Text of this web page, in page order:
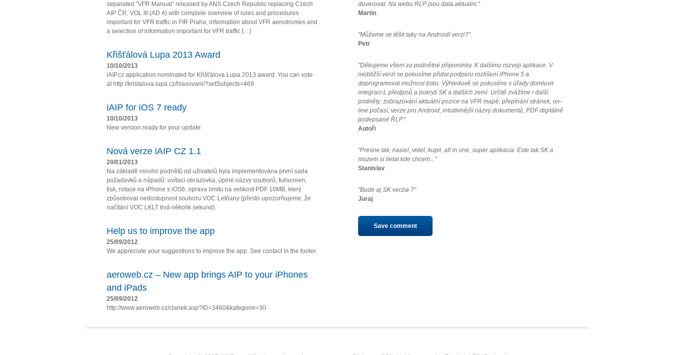
separated “VFR Manual” released by ANS Czech Republic replacing Czech
AIP ČR, VOL III (AD 4) with complete overview of rules and procedures
important for VFR traffic in FIR Praha, information about VFR aerodromes and
a selection of information important for VFR traffic […]
Křišťálová Lupa 2013 Award
10/10/2013
iAIP.cz application nominated for Křišťálova Lupa 2013 award. You can vote
at http://kristalova.lupa.cz/hlasovani/?setSubjects=469
iAIP for iOS 7 ready
10/10/2013
New version ready for your update.
Nová verze iAIP CZ 1.1
20/01/2013
Na základě mnoho podnětů od uživatelů byla implementována první sada
požadavků a nápadů: uvítací obrazovka, úplné názvy souborů, fullscreen,
tisk, rotace na iPhone s iOS6, oprava limitu na velikost PDF 10MB, který
způsoboval nedostupnost souboru VOC Letňany (přesto upozorňujeme, že
načítání VOC LKLT trvá několik sekund).
Help us to improve the app
25/09/2012
We appreciate your suggestions to improve the app. See contact in the footer.
aeroweb.cz – New app brings AIP to your iPhones
and iPads
25/09/2012
http://www.aeroweb.cz/clanek.asp?ID=3460&kategorie=30
duverovat. Na webu RLP jsou data aktualni."
Martin
"Můžeme se těšit taky na Androidí verzi?"
Petr
"Děkujeme všem za podnětné připomínky. K dalšímu rozvoji aplikace. V
nejbližší verzi se pokusíme přidat podporu rozlišení iPhone 5 a
doprogramovat možnost tisku. Výhledově se pokusíme s úřady domluvit
integraci L předpisů a pokrytí SK a dalších zemí. Určitě zvážíme i další
podněty: zobrazování aktuální pozice na VFR mapě, přepínání stránek, on-
line počasí, verze pro Android, intuitivnější názvy dokumentů, PDF digitálně
podepsané ŘLP."
Autoři
"Presne tak, nasiel, videl, kupil, all in one, super aplikacia. Este tak SK a
mozem si lietat kde chcem..."
Stanislav
"Bude aj SK verzia ?"
Juraj
Save comment